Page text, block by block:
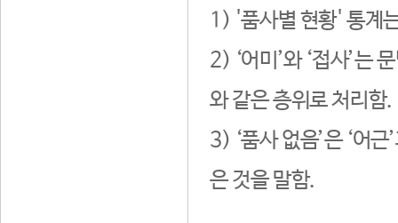
1) '품사별 현황' 통계
2) ‘어미’와 ‘접사’는
와 같은 층위로 처리함.
3) ‘품사 없음’은 ‘어
은 것을 말함.